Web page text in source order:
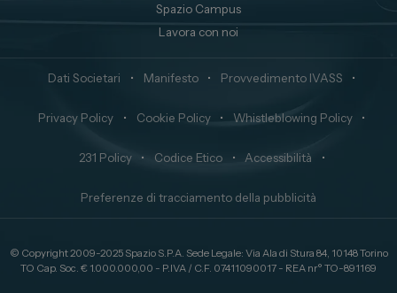
Spazio Campus
Lavora con noi
Dati Societari • Manifesto • Provvedimento IVASS •
Privacy Policy • Cookie Policy • Whistleblowing Policy •
231 Policy • Codice Etico • Accessibilità •
Preferenze di tracciamento della pubblicità
© Copyright 2009-2025 Spazio S.P.A. Sede Legale: Via Ala di Stura 84, 10148 Torino
TO Cap. Soc. € 1.000.000,00 - P.IVA / C.F. 07411090017 - REA nr° TO-891169